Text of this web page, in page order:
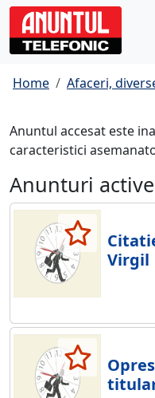
Home Afaceri,
Anuntul accesat este
caracteristici
Anunturi
Virgil